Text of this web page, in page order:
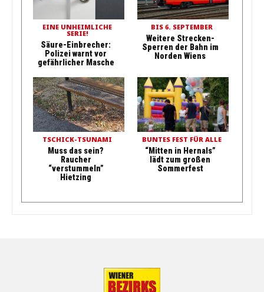
EINE UNHEIMLICHE
SERIE!
Säure-Einbrecher:
Polizei warnt vor
gefährlicher Masche
BIS 6. SEPTEMBER
Weitere Strecken-
Sperren der Bahn im
Norden Wiens
TSCHICK-TSUNAMI
Muss das sein?
Raucher
“verstummeln”
Hietzing
BUNTES FEST FÜR ALLE
“Mitten in Hernals”
lädt zum großen
Sommerfest